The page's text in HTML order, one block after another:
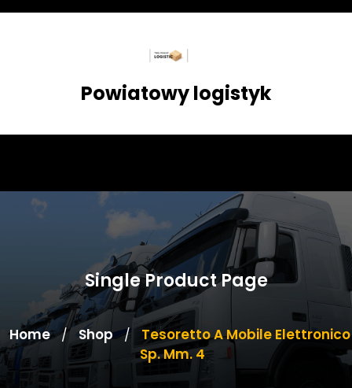
Skip
Powiatowy logistyk
Single Product Page
Home / Shop /
Tesoretto A Mobile Elettronico
Sp. Mm. 4